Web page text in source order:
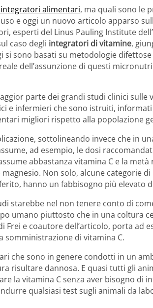
alimentari, ma quali sono le
e oggi un nuovo articolo apparso
esperti del Linus Pauling Institute
caso degli integratori di vitamine,
sono basati su metodologie
dell’assunzione di questi
parte dei grandi studi clinici sulle
e infermieri che sono istruiti, informati
migliori rispetto alla popolazione
sottolineando invece che in
ad esempio, le dosi
abbastanza vitamina C e la
Non solo, alcune categorie
hanno un fabbisogno più elevato
starebbe nel non tenere conto di
umano piuttosto che in una coltura
Frei e coautore dell’articolo, porta ad
somministrazione di vitamina C.
che sono in genere condotti in un
risultare dannosa. E quasi tutti gli
la vitamina C senza aver bisogno di
qualsiasi test sugli animali da